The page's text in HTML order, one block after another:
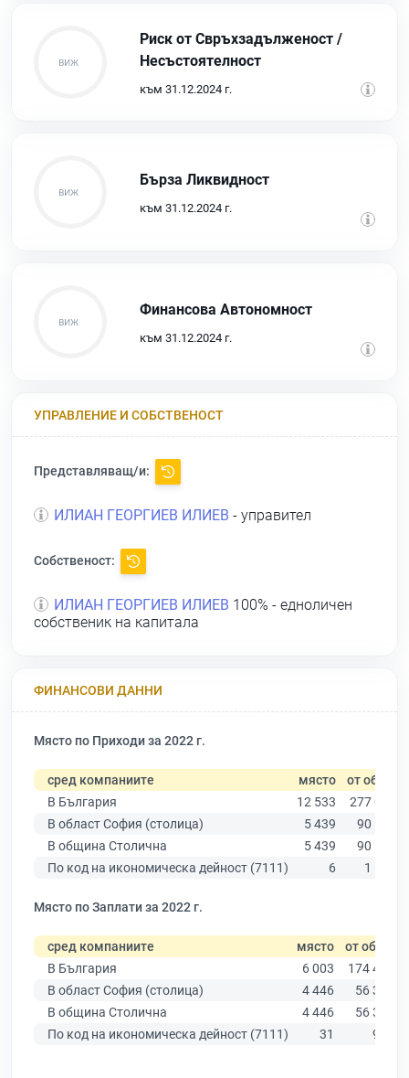
Риск от Свръхзадълженост /
Несъстоятелност
към 31.12.2024 г.
Бърза Ликвидност
към 31.12.2024 г.
Финансова Автономност
към 31.12.2024 г.
УПРАВЛЕНИЕ И СОБСТВЕНОСТ
Представляващ/и:
ИЛИАН ГЕОРГИЕВ ИЛИЕВ - управител
Собственост:
ИЛИАН ГЕОРГИЕВ ИЛИЕВ 100% - едноличен
собственик на капитала
ФИНАНСОВИ ДАННИ
Място по Приходи за 2022 г.
сред компаниите място от общо
В България
12 533
277 019
В област София (столица)
5 439
90 178
В община Столична
5 439
90 178
По код на икономическа дейност (7111)
6 1 672
Място по Заплати за 2022 г.
сред компаниите място от общо
В България
6 003
174 403
В област София (столица)
4 446
56 378
В община Столична
4 446
56 378
По код на икономическа дейност (7111)
31 947